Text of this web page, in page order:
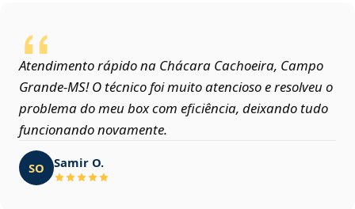
Atendimento rápido na Chácara Cachoeira, Campo
Grande‑MS! O técnico foi muito atencioso e resolveu o
problema do meu box com eficiência, deixando tudo
funcionando novamente.
SO Samir O.